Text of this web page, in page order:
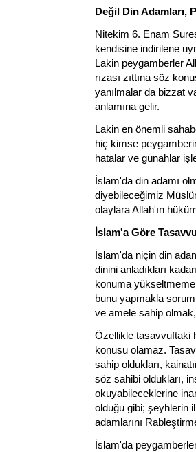
Değil Din Adamları,
Nitekim 6. Enam
kendisine indirilene
Lakin peygamberler
rızası zıttına söz
yanılmalar da bizzat
anlamına gelir.
Lakin en önemli
hiç kimse
hatalar ve günahlar
İslam'da din adamı
diyebileceğimiz
olaylara Allah'ın
İslam'a Göre
İslam'da niçin din
dinini anladıkları
konuma
bunu yapmakla
ve amele sahip
Özellikle tasavvuftaki
konusu olamaz.
sahip oldukları,
söz sahibi oldukları,
okuyabileceklerine
olduğu gibi; şeyhlerin
adamlarını
İslam'da